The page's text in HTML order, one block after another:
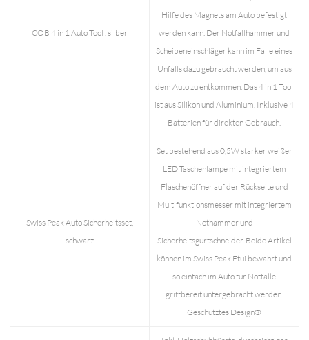
COB 4 in 1 Auto Tool , silber
Hilfe des Magnets am Auto befestigt
werden kann. Der Notfallhammer und
Scheibeneinschläger kann im Falle eines
Unfalls dazu gebraucht werden, um aus
dem Auto zu entkommen. Das 4 in 1 Tool
ist aus Silikon und Aluminium. Inklusive 4
Batterien für direkten Gebrauch.
Swiss Peak Auto Sicherheitsset,
schwarz
Set bestehend aus 0,5W starker weißer
LED Taschenlampe mit integriertem
Flaschenöffner auf der Rückseite und
Multifunktionsmesser mit integriertem
Nothammer und
Sicherheitsgurtschneider. Beide Artikel
können im Swiss Peak Etui bewahrt und
so einfach im Auto für Notfälle
griffbereit untergebracht werden.
Geschütztes Design®